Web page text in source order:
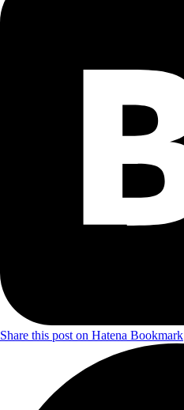
Share this post on Hatena Bookmark